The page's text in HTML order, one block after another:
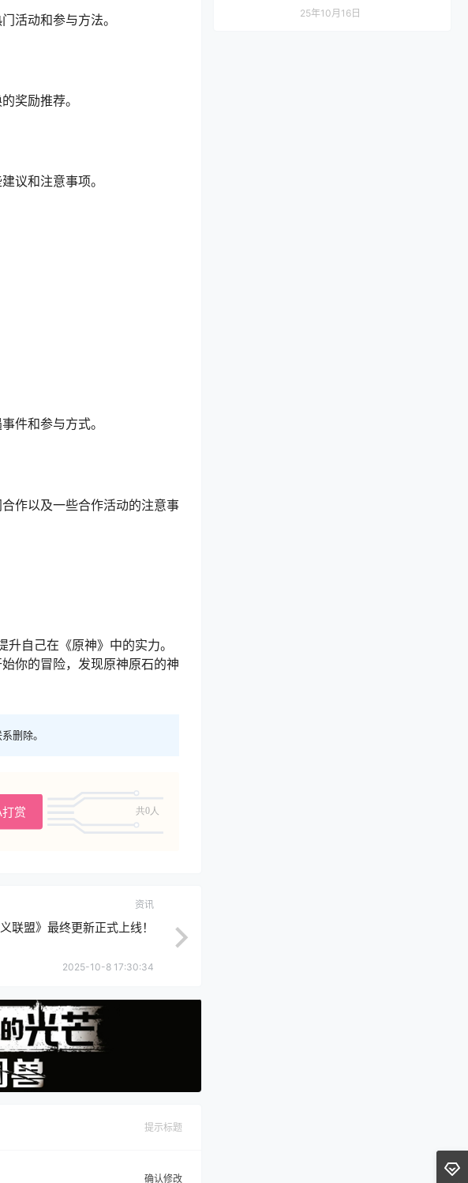
活动和参与方法。
奖励推荐。
议和注意事项。
件和参与方式。
作以及一些合作活动的注意事
自己在《原神》中的实力。
你的冒险，发现原神原石的神
删除。
赏 共0人
资讯
联盟》最终更新正式上线！
2025-10-8 17:30:34
提示标题
确认修改
25年10月16日